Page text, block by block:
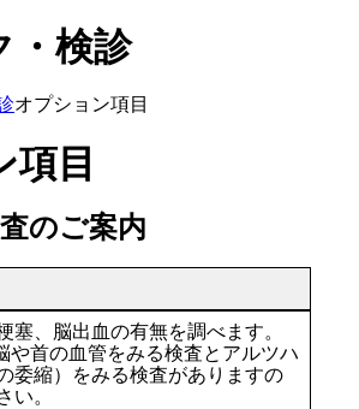
・検診
オプション項目
項目
のご案内
塞、脳出血の有無を調べます。
や首の血管をみる検査とアルツハ
委縮）をみる検査がありますの
い。